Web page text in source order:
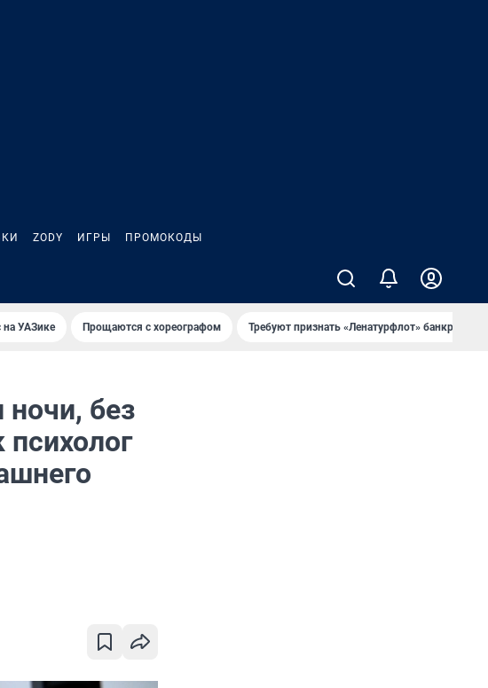
ZODY ИГРЫ ПРОМОКОДЫ
на УАЗике Прощаются с хореографом Требуют признать «Ленатурфлот» банкротом
без